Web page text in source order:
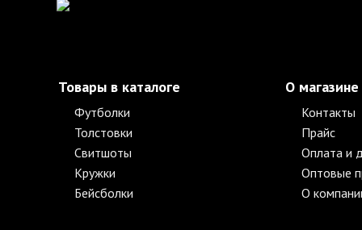
Товары в каталоге
Футболки
Толстовки
Свитшоты
Кружки
Бейсболки
О магазине
Контакты
Прайс
Оплата и
Оптовые
О